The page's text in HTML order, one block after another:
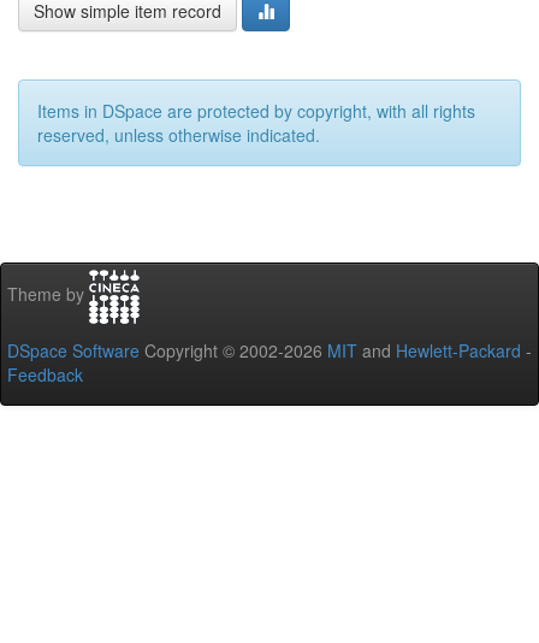
Show simple item record
Items in DSpace are protected by copyright, with all rights
reserved, unless otherwise indicated.
Theme by
DSpace Software Copyright © 2002-2026 MIT and Hewlett-Packard -
Feedback